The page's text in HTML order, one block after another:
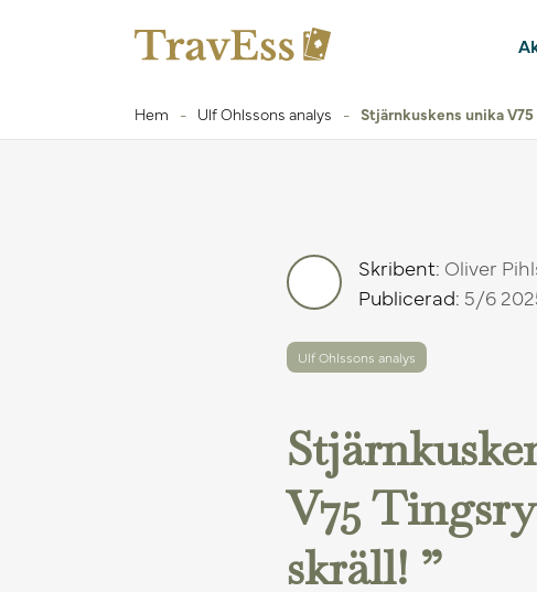
Hem - Ulf Ohlssons analys - Stjärnkuskens unika
Skribent: Oliver
Publicerad: 5/6
Ulf Ohlssons analys
V75
skräll! ”